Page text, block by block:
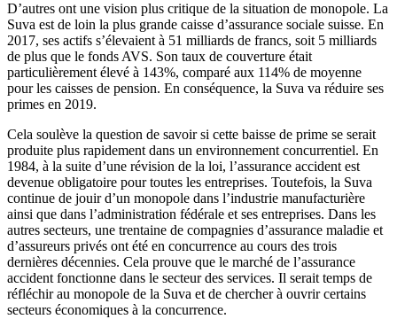
D’autres ont une vision plus critique de la situation de monopole. La
Suva est de loin la plus grande caisse d’assurance sociale suisse. En
2017, ses actifs s’élevaient à 51 milliards de francs, soit 5 milliards
de plus que le fonds AVS. Son taux de couverture était
particulièrement élevé à 143%, comparé aux 114% de moyenne
pour les caisses de pension. En conséquence, la Suva va réduire ses
primes en 2019.
Cela soulève la question de savoir si cette baisse de prime se serait
produite plus rapidement dans un environnement concurrentiel. En
1984, à la suite d’une révision de la loi, l’assurance accident est
devenue obligatoire pour toutes les entreprises. Toutefois, la Suva
continue de jouir d’un monopole dans l’industrie manufacturière
ainsi que dans l’administration fédérale et ses entreprises. Dans les
autres secteurs, une trentaine de compagnies d’assurance maladie et
d’assureurs privés ont été en concurrence au cours des trois
dernières décennies. Cela prouve que le marché de l’assurance
accident fonctionne dans le secteur des services. Il serait temps de
réfléchir au monopole de la Suva et de chercher à ouvrir certains
secteurs économiques à la concurrence.